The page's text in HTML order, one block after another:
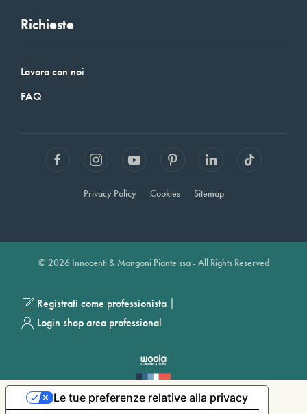
Richieste
Lavora con noi
FAQ
Privacy Policy Cookies Sitemap
© 2026 Innocenti & Mangoni Piante ssa - All Rights Reserved
Registrati come professionista |
Login shop area professional
Le tue preferenze relative alla privacy